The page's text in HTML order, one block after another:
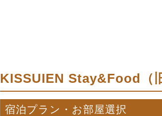
KISSUIEN Stay&Food（
宿泊プラン・お部屋選択